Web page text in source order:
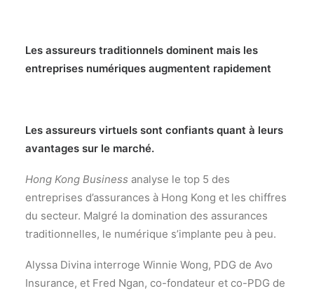
Les assureurs traditionnels dominent mais les
entreprises numériques augmentent rapidement
Les assureurs virtuels sont confiants quant à leurs
avantages sur le marché.
Hong Kong Business analyse le top 5 des
entreprises d’assurances à Hong Kong et les chiffres
du secteur. Malgré la domination des assurances
traditionnelles, le numérique s’implante peu à peu.
Alyssa Divina interroge Winnie Wong, PDG de Avo
Insurance, et Fred Ngan, co-fondateur et co-PDG de